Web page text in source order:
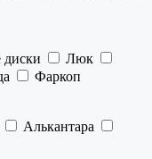
диски
Люк
Фаркоп
Алькантара